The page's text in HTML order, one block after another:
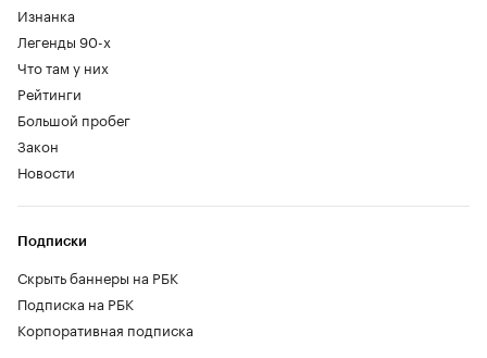
Изнанка
Легенды 90-х
Что там у них
Рейтинги
Большой пробег
Закон
Новости
Подписки
Скрыть баннеры на РБК
Подписка на РБК
Корпоративная подписка